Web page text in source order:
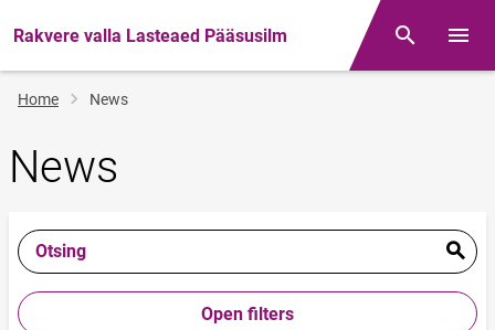
Rakvere valla Lasteaed Pääsusilm Otsing
Breadcrumb
Home News
News
Otsing
Open filters